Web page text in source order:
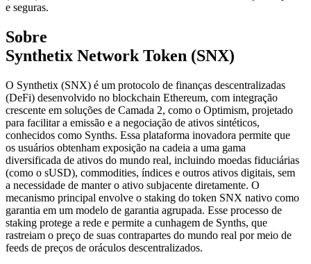
e seguras.
Sobre
Synthetix Network Token (SNX)
O Synthetix (SNX) é um protocolo de finanças descentralizadas
(DeFi) desenvolvido no blockchain Ethereum, com integração
crescente em soluções de Camada 2, como o Optimism, projetado
para facilitar a emissão e a negociação de ativos sintéticos,
conhecidos como Synths. Essa plataforma inovadora permite que
os usuários obtenham exposição na cadeia a uma gama
diversificada de ativos do mundo real, incluindo moedas fiduciárias
(como o sUSD), commodities, índices e outros ativos digitais, sem
a necessidade de manter o ativo subjacente diretamente. O
mecanismo principal envolve o staking do token SNX nativo como
garantia em um modelo de garantia agrupada. Esse processo de
staking protege a rede e permite a cunhagem de Synths, que
rastreiam o preço de suas contrapartes do mundo real por meio de
feeds de preços de oráculos descentralizados.